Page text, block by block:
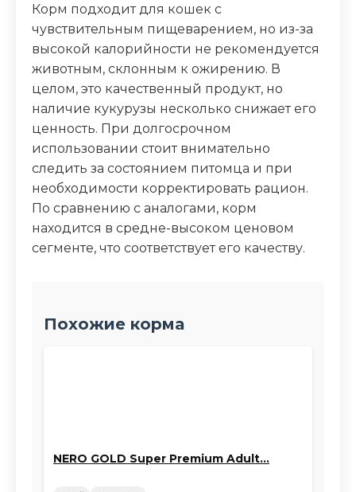
Корм подходит для кошек с
чувствительным пищеварением, но из-за
высокой калорийности не рекомендуется
животным, склонным к ожирению. В
целом, это качественный продукт, но
наличие кукурузы несколько снижает его
ценность. При долгосрочном
использовании стоит внимательно
следить за состоянием питомца и при
необходимости корректировать рацион.
По сравнению с аналогами, корм
находится в средне-высоком ценовом
сегменте, что соответствует его качеству.
Похожие корма
NERO GOLD Super Premium Adult…